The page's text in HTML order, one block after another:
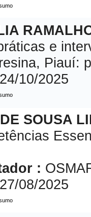
e
Piauí:
24/10/2025
SOUSA
:
27/08/2025